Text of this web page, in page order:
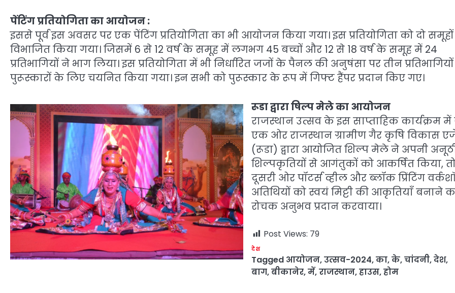
पेंटिंग प्रतियोगिता का आयोजन :
इससे पूर्व इस अवसर पर एक पेंटिंग प्रतियोगिता का भी आयोजन किया गया। इस प्रतियोगिता को दो
विभाजित किया गया। जिसमें 6 से 12 वर्ष के समूह में लगभग 45 बच्चों और 12 से 18 वर्ष के समूह में 24
प्रतिभागियों ने भाग लिया। इस प्रतियोगिता में भी निर्धारित जजों के पैनल की अनुषंसा पर तीन
पुरूस्कारों के लिए चयनित किया गया। इन सभी को पुरूस्कार के रूप में गिफ्ट हैंपर प्रदान किए गए।
रूडा द्वारा षिल्प मेले का आयोजन
राजस्थान उत्सव के इस साप्ताहिक कार्यक्रम में
एक ओर राजस्थान ग्रामीण गैर कृषि विकास
(रूडा) द्वारा आयोजित शिल्प मेले ने अपनी
शिल्पकृतियों से आगंतुकों को आकर्षित किया,
दूसरी ओर पॉटर्स व्हील और ब्लॉक प्रिंटिंग
अतिथियों को स्वयं मिट्टी की आकृतियाँ बनाने
रोचक अनुभव प्रदान करवाया।
Post Views: 79
देश
Tagged आयोजन,उत्सव-2024,का,के,चांदनी,देश,
बाग,बीकानेर,में,राजस्थान,हाउस,होम